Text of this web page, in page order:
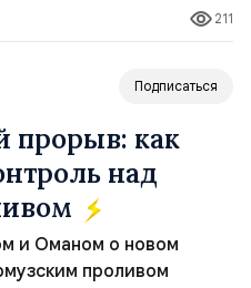
страны“ и выносит
вооружении на
211
Подписаться
прорыв: как
над
и Оманом о новом
проливом